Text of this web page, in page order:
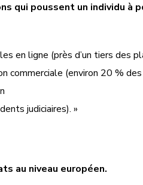
qui poussent un individu
en ligne (près d’un tiers des
commerciale (environ 20 %
judiciaires). »
au niveau européen.